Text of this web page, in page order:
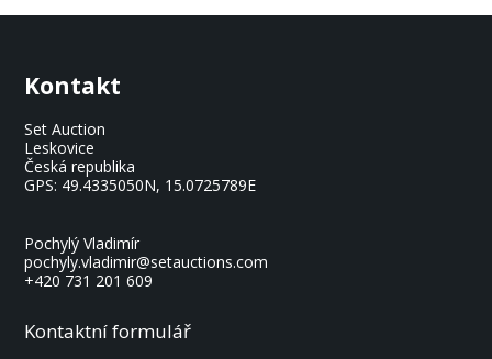
Kontakt
Set Auction
Leskovice
Česká republika
GPS: 49.4335050N, 15.0725789E
Pochylý Vladimír
pochyly.vladimir@setauctions.com
+420 731 201 609
Kontaktní formulář